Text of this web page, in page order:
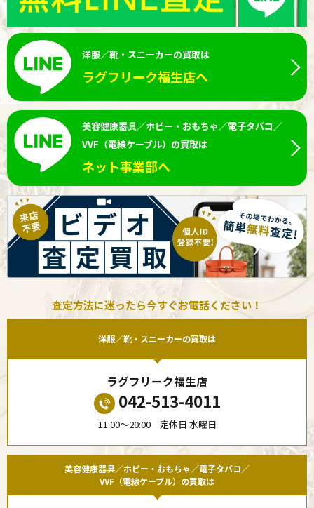
洋服／靴・スニーカーの買取は
ラグフリーク福生店へ
美容健康器具／ホビー・おもちゃ／電子タバコ／
VVF（電線ケーブル）の買取は
ネット事業部へ
査定方法に迷ったら今すぐお電話ください！
洋服／靴・スニーカーの買取は
ラグフリーク福生店
042-513-4011
11:00〜20:00 定休日 水曜日
美容健康器具／ホビー・おもちゃ／電子タバコ／
VVF（電線ケーブル）の買取は